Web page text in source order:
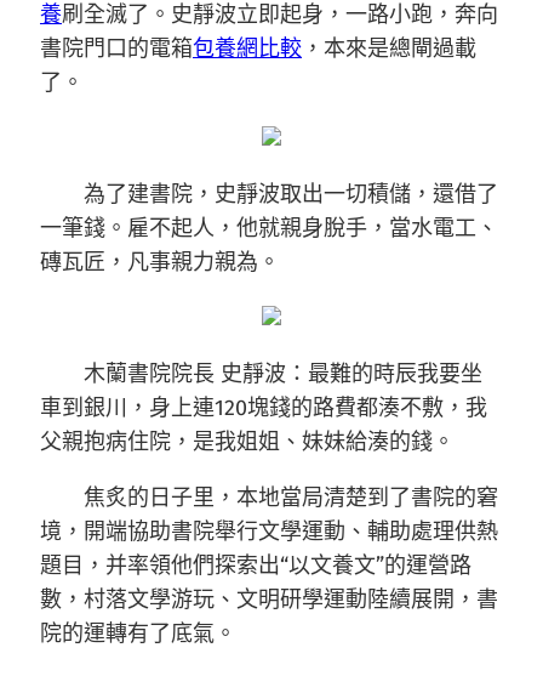
養刷全滅了。史靜波立即起身，一路小跑，奔向
書院門口的電箱包養網比較 ，本來是總閘過載
了。
為了建書院，史靜波取出一切積儲，還借了
一筆錢。雇不起人，他就親身脫手，當水電工、
磚瓦匠，凡事親力親為。
木蘭書院院長 史靜波：最難的時辰我要坐
車到銀川，身上連120塊錢的路費都湊不敷，我
父親抱病住院，是我姐姐、妹妹給湊的錢。
焦炙的日子里，本地當局清楚到了書院的窘
境，開端協助書院舉行文學運動、輔助處理供熱
題目，并率領他們探索出“以文養文”的運營路
數，村落文學游玩、文明研學運動陸續展開，書
院的運轉有了底氣。